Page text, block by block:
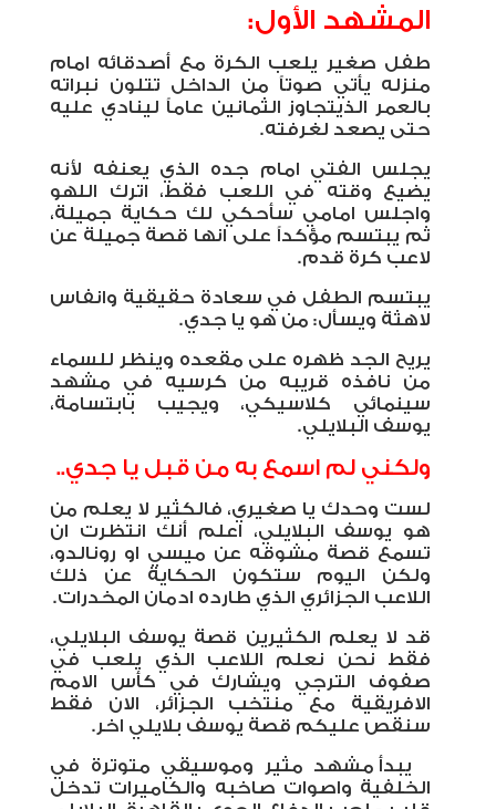
المشهد الأول:
طفل صغير يلعب الكرة مع أصدقائه امام
منزله يأتي صوتاً من الداخل تتلون نبراته
بالعمر الذيتجاوز الثمانين عاماً لينادي عليه
حتى يصعد لغرفته.
يجلس الفتي امام جده الذي يعنفه لأنه
يضيع وقته في اللعب فقط، اترك اللهو
واجلس امامي سأحكي لك حكاية جميلة،
ثم يبتسم مؤكداً على انها قصة جميلة عن
لاعب كرة قدم.
يبتسم الطفل في سعادة حقيقية وانفاس
لاهثة ويسأل: من هو يا جدي.
يريح الجد ظهره على مقعده وينظر للسماء
من نافذه قريبه من كرسيه في مشهد
سينمائي كلاسيكي، ويجيب بابتسامة،
يوسف البلايلي.
ولكني لم اسمع به من قبل يا جدي..
لست وحدك يا صغيري، فالكثير لا يعلم من
هو يوسف البلايلي، اعلم أنك انتظرت ان
تسمع قصة مشوقه عن ميسي او رونالدو،
ولكن اليوم ستكون الحكاية عن ذلك
اللاعب الجزائري الذي طارده ادمان المخدرات.
قد لا يعلم الكثيرين قصة يوسف البلايلي،
فقط نحن نعلم اللاعب الذي يلعب في
صفوف الترجي ويشارك في كأس الامم
الافريقية مع منتخب الجزائر، الان فقط
سنقص عليكم قصة يوسف بلايلي اخر.
يبدأ مشهد مثير وموسيقي متوترة في
الخلفية واصوات صاخبه والكاميرات تدخل